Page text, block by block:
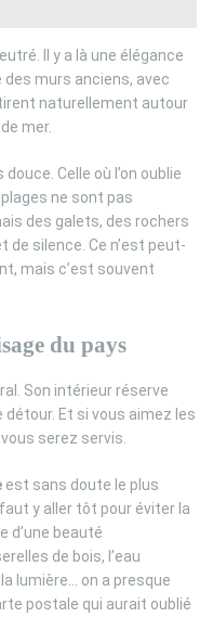
Il y a là une élégance
des murs anciens, avec
naturellement autour
mer.
Celle où l’on oublie
ne sont pas
des galets, des rochers
de silence. Ce n’est peut-
mais c’est souvent
du pays
Son intérieur réserve
Et si vous aimez les
serez servis.
est sans doute le plus
y aller tôt pour éviter la
d’une beauté
de bois, l’eau
lumière… on a presque
postale qui aurait oublié